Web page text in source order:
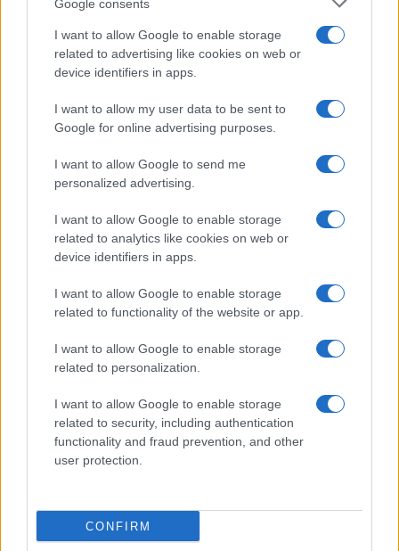
Google consents
I want to allow Google to enable storage
related to advertising like cookies on web or
device identifiers in apps.
I want to allow my user data to be sent to
Google for online advertising purposes.
I want to allow Google to send me
personalized advertising.
I want to allow Google to enable storage
related to analytics like cookies on web or
device identifiers in apps.
I want to allow Google to enable storage
related to functionality of the website or app.
I want to allow Google to enable storage
related to personalization.
I want to allow Google to enable storage
related to security, including authentication
functionality and fraud prevention, and other
user protection.
CONFIRM